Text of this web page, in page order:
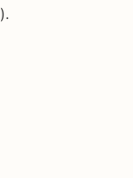
).